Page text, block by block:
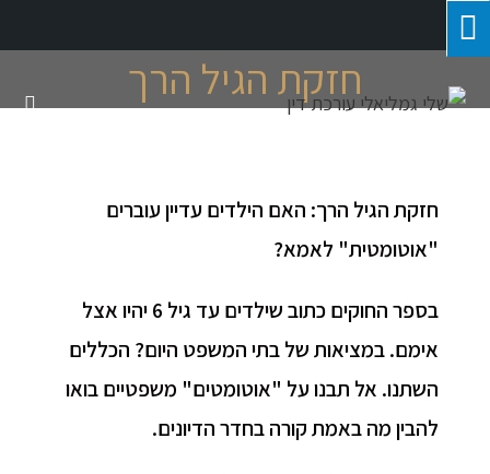
חזקת הגיל הרך
חזקת הגיל הרך: האם הילדים עדיין עוברים
"אוטומטית" לאמא?
בספר החוקים כתוב שילדים עד גיל 6 יהיו אצל
אימם. במציאות של בתי המשפט היום? הכללים
השתנו. אל תבנו על "אוטומטים" משפטיים בואו
להבין מה באמת קורה בחדר הדיונים.